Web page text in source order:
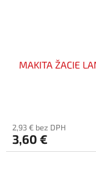
MAKITA ŽACIE
2,93 € bez DPH
3,60 €